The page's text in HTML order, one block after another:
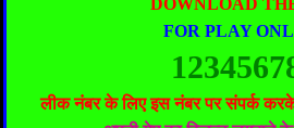
FOR PLAY
लीक नंबर के लिए इस नंबर पर संपर्क